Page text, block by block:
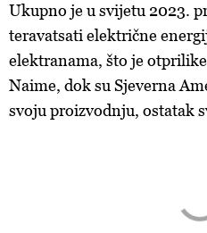
Ukupno je u svijetu 2023.
teravatsati električne
elektranama, što je
Naime, dok su Sjeverna
svoju proizvodnju, ostatak